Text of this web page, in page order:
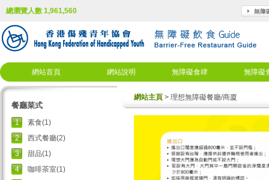
總瀏覽人數 1,961,560
網站首頁 網站說明 無障礙食肆 無障礙
餐廳菜式
1
素食(1)
2
西式餐廳(2)
3
甜品(1)
4
咖啡茶室(1)
網站主頁 > 理想無障礙餐廳/商廈